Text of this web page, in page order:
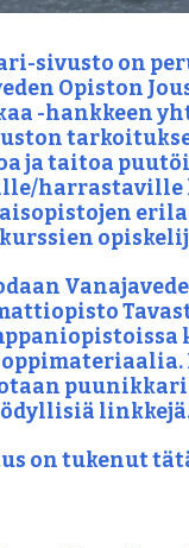
sivusto on
Opiston
-hankkeen
ja taitoa
on tukenut